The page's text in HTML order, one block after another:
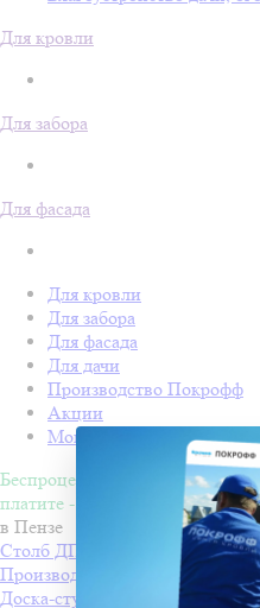
Для кровли
Для забора
Для фасада
Для кровли
Для забора
Для фасада
Для дачи
Производство Покрофф
Акции
Монтаж
Беспроцентная рассрочка на 4
платите - потом!
в Пензе
Столб ДПК Grand Line
Производитель
Grand Line
Доска-ступень стартовая